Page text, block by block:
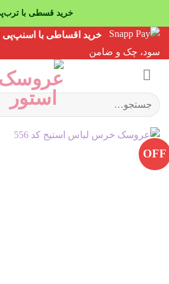
خرید قسطی با
Skip
خرید اقساطی با اسنپ‌پی
سود، چک و ضامن
جستجو
برای:
OFF